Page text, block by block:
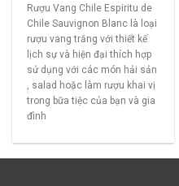
Rượu Vang Chile Espiritu de
Chile Sauvignon Blanc là loại
rượu vang trắng với thiết kế
lịch sự và hiện đại thích hợp
sử dụng với các món hải sản
, salad hoặc làm rượu khai vị
trong bữa tiệc của bạn và gia
đình